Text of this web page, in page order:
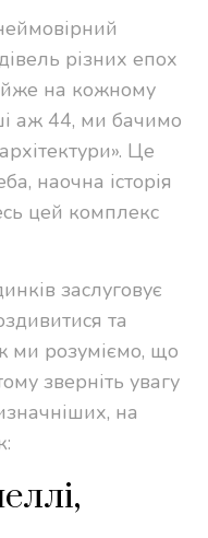
різних епох
на кожному
аж 44, ми бачимо
Це
наочна історія
цей комплекс
заслуговує
та
ми розуміємо, що
зверніть увагу
на